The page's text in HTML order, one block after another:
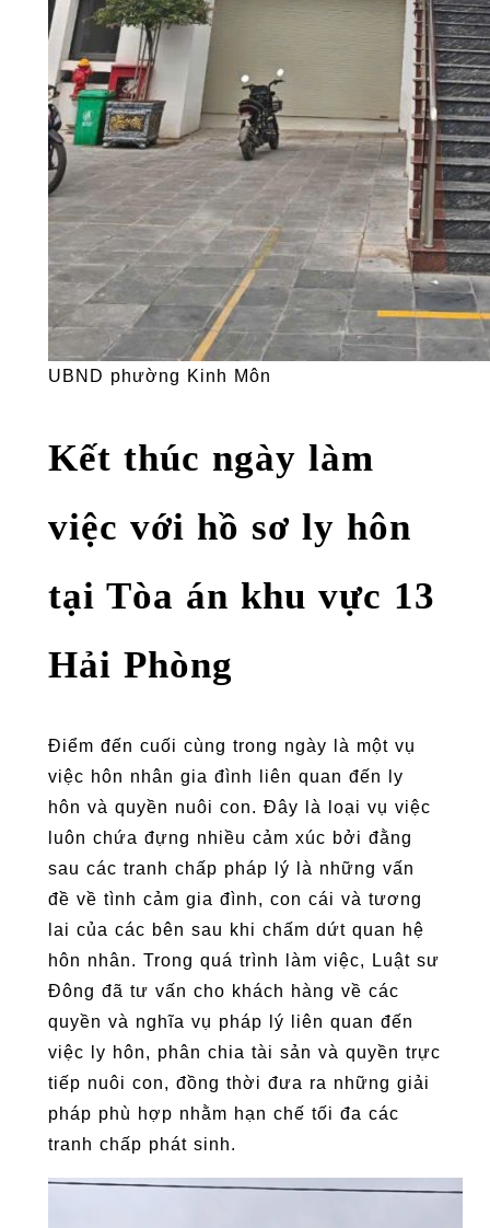
UBND phường Kinh Môn
Kết thúc ngày làm
việc với hồ sơ ly hôn
tại Tòa án khu vực 13
Hải Phòng
Điểm đến cuối cùng trong ngày là một vụ
việc hôn nhân gia đình liên quan đến ly
hôn và quyền nuôi con. Đây là loại vụ việc
luôn chứa đựng nhiều cảm xúc bởi đằng
sau các tranh chấp pháp lý là những vấn
đề về tình cảm gia đình, con cái và tương
lai của các bên sau khi chấm dứt quan hệ
hôn nhân. Trong quá trình làm việc, Luật sư
Đông đã tư vấn cho khách hàng về các
quyền và nghĩa vụ pháp lý liên quan đến
việc ly hôn, phân chia tài sản và quyền trực
tiếp nuôi con, đồng thời đưa ra những giải
pháp phù hợp nhằm hạn chế tối đa các
tranh chấp phát sinh.